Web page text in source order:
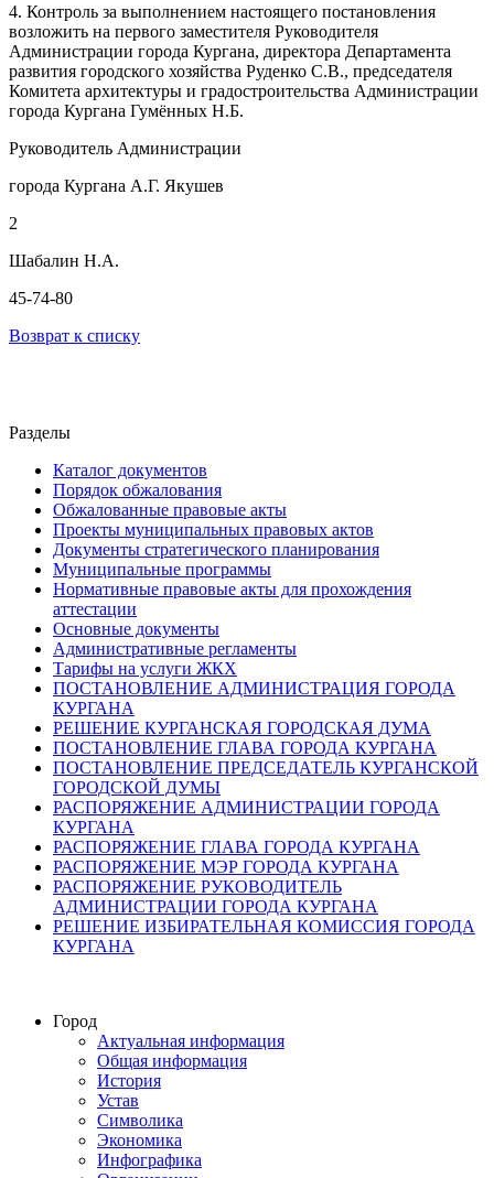
4. Контроль за выполнением настоящего постановления
возложить на первого заместителя Руководителя
Администрации города Кургана, директора Департамента
развития городского хозяйства Руденко С.В., председателя
Комитета архитектуры и градостроительства Администрации
города Кургана Гумённых Н.Б.
Руководитель Администрации
города Кургана А.Г. Якушев
2
Шабалин Н.А.
45-74-80
Возврат к списку
Разделы
Каталог документов
Порядок обжалования
Обжалованные правовые акты
Проекты муниципальных правовых актов
Документы стратегического планирования
Муниципальные программы
Нормативные правовые акты для прохождения
аттестации
Основные документы
Административные регламенты
Тарифы на услуги ЖКХ
ПОСТАНОВЛЕНИЕ АДМИНИСТРАЦИЯ ГОРОДА
КУРГАНА
РЕШЕНИЕ КУРГАНСКАЯ ГОРОДСКАЯ ДУМА
ПОСТАНОВЛЕНИЕ ГЛАВА ГОРОДА КУРГАНА
ПОСТАНОВЛЕНИЕ ПРЕДСЕДАТЕЛЬ КУРГАНСКОЙ
ГОРОДСКОЙ ДУМЫ
РАСПОРЯЖЕНИЕ АДМИНИСТРАЦИИ ГОРОДА
КУРГАНА
РАСПОРЯЖЕНИЕ ГЛАВА ГОРОДА КУРГАНА
РАСПОРЯЖЕНИЕ МЭР ГОРОДА КУРГАНА
РАСПОРЯЖЕНИЕ РУКОВОДИТЕЛЬ
АДМИНИСТРАЦИИ ГОРОДА КУРГАНА
РЕШЕНИЕ ИЗБИРАТЕЛЬНАЯ КОМИССИЯ ГОРОДА
КУРГАНА
Город
Актуальная информация
Общая информация
История
Устав
Символика
Экономика
Инфографика